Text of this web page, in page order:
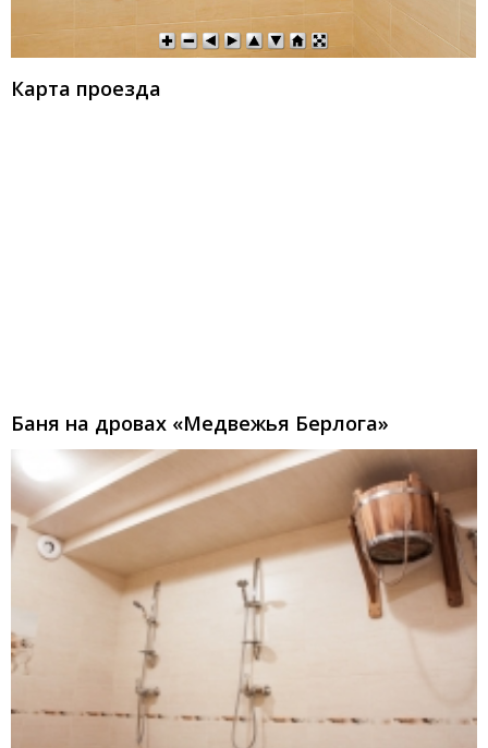
Карта проезда
Баня на дровах «Медвежья Берлога»